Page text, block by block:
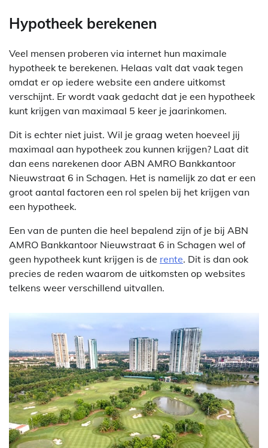
Hypotheek berekenen
Veel mensen proberen via internet hun maximale
hypotheek te berekenen. Helaas valt dat vaak tegen
omdat er op iedere website een andere uitkomst
verschijnt. Er wordt vaak gedacht dat je een hypotheek
kunt krijgen van maximaal 5 keer je jaarinkomen.
Dit is echter niet juist. Wil je graag weten hoeveel jij
maximaal aan hypotheek zou kunnen krijgen? Laat dit
dan eens narekenen door ABN AMRO Bankkantoor
Nieuwstraat 6 in Schagen. Het is namelijk zo dat er een
groot aantal factoren een rol spelen bij het krijgen van
een hypotheek.
Een van de punten die heel bepalend zijn of je bij ABN
AMRO Bankkantoor Nieuwstraat 6 in Schagen wel of
geen hypotheek kunt krijgen is de rente. Dit is dan ook
precies de reden waarom de uitkomsten op websites
telkens weer verschillend uitvallen.